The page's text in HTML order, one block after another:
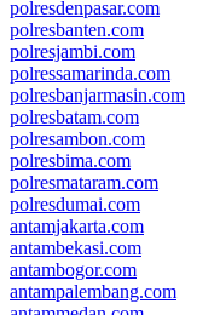
polresdenpasar.com
polresbanten.com
polresjambi.com
polressamarinda.com
polresbanjarmasin.com
polresbatam.com
polresambon.com
polresbima.com
polresmataram.com
polresdumai.com
antamjakarta.com
antambekasi.com
antambogor.com
antampalembang.com